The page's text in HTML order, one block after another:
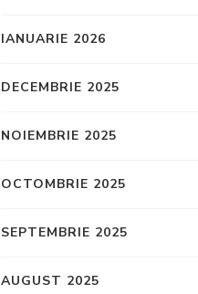
IANUARIE 2026
DECEMBRIE 2025
NOIEMBRIE 2025
OCTOMBRIE 2025
SEPTEMBRIE 2025
AUGUST 2025